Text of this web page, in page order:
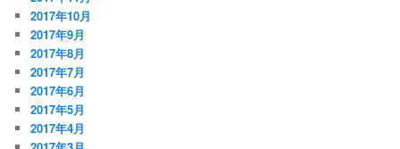
2017年10月
2017年9月
2017年8月
2017年7月
2017年6月
2017年5月
2017年4月